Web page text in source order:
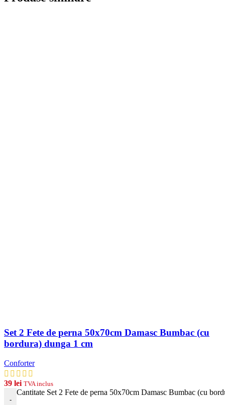
Set 2 Fete de perna 50x70cm Damasc Bumbac (cu
bordura) dunga 1 cm
Conforter
39 lei TVA inclus
-
Cantitate Set 2 Fete de perna 50x70cm Damasc Bumbac (cu